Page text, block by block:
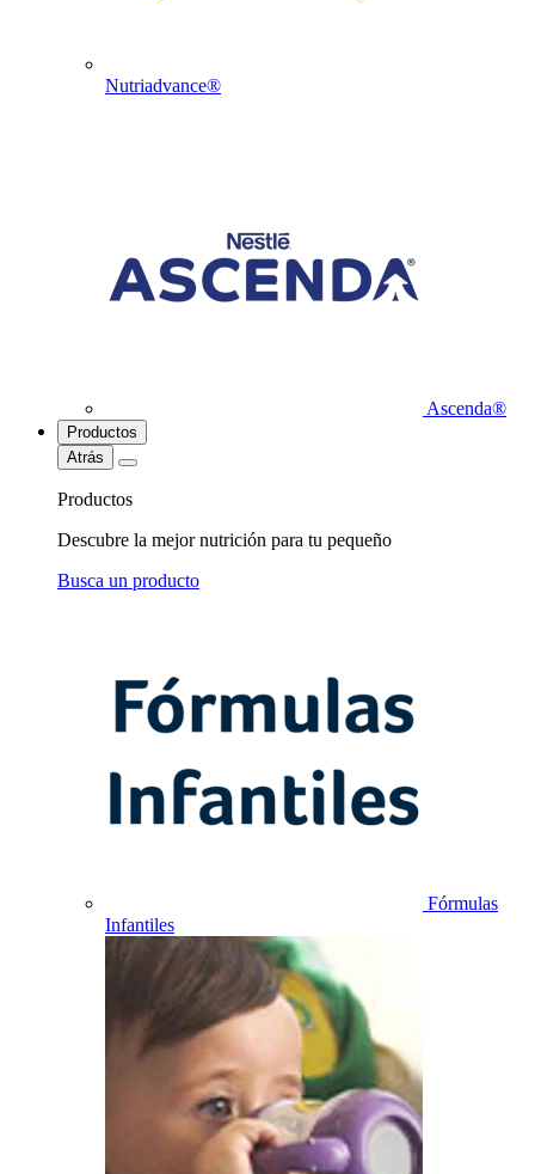
Nutriadvance®
Ascenda®
Productos
Atrás
Productos
Descubre la mejor nutrición para tu pequeño
Busca un producto
Fórmulas
Infantiles